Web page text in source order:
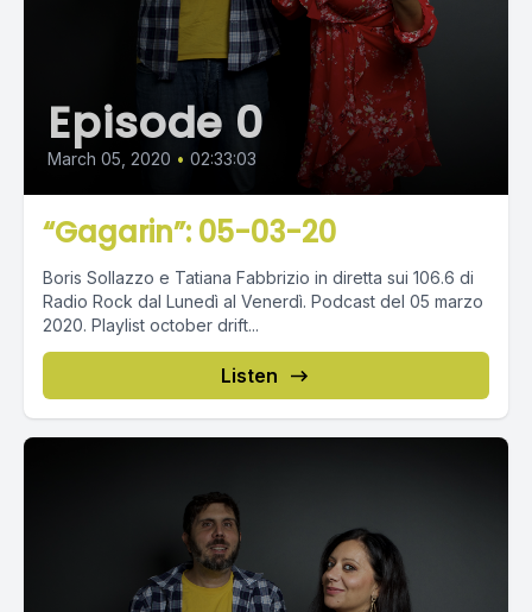
Episode 0
March 05, 2020 • 02:33:03
“Gagarin”: 05-03-20
Boris Sollazzo e Tatiana Fabbrizio in diretta sui 106.6 di
Radio Rock dal Lunedì al Venerdì. Podcast del 05 marzo
2020. Playlist october drift...
Listen